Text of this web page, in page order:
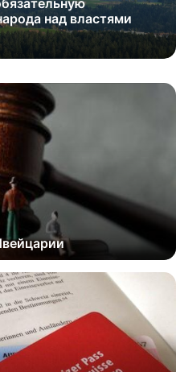
над властями